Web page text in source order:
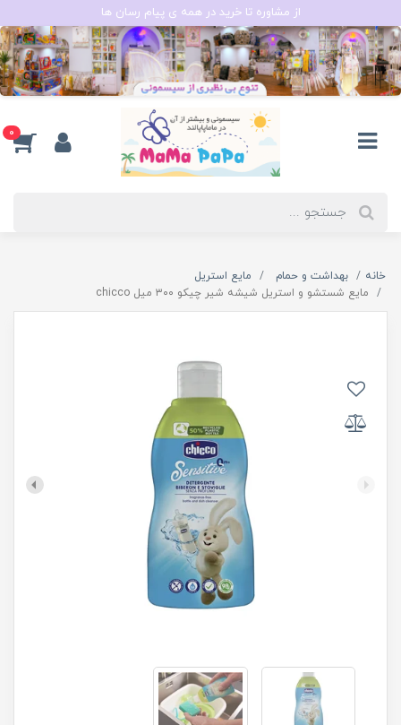
از مشاوره تا خرید در همه ی پیام رسان ها
0
خانه بهداشت و حمام
مایع استریل
مایع شستشو و استریل شیشه شیر چیکو ۳۰۰ میل chicco